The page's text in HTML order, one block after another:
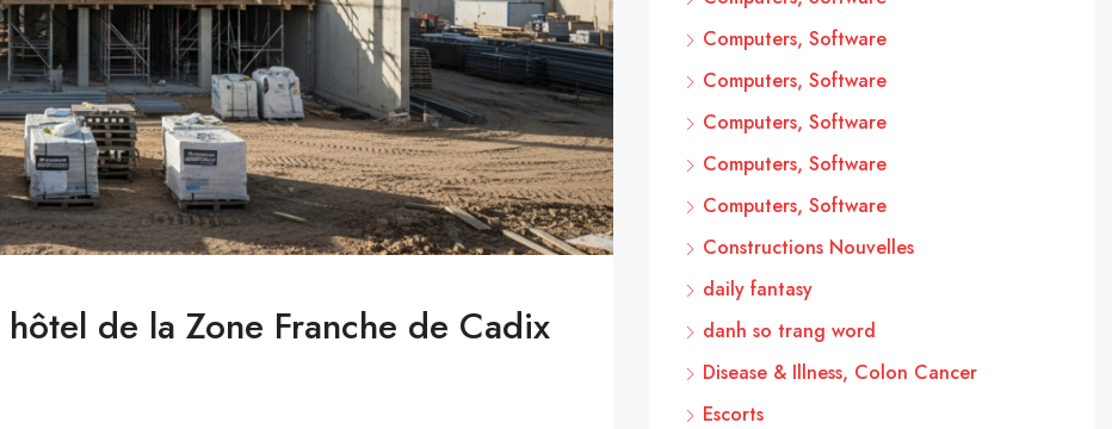
de la Zone Franche de Cadix
Computers, Software
Computers, Software
Computers, Software
Computers, Software
Computers, Software
Constructions Nouvelles
daily fantasy
danh so trang word
Disease & Illness, Colon Cancer
Escorts